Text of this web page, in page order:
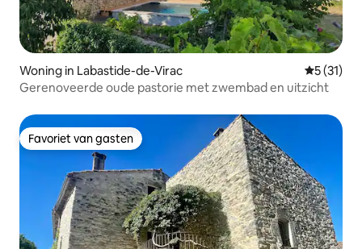
Woning in Labastide-de-Virac
5 (31)
Gerenoveerde oude pastorie met zwembad en uitzicht
Favoriet van gasten
Favoriet van gasten